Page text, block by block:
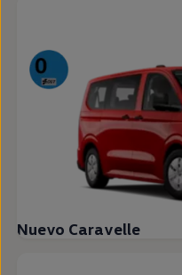
Nuevo Caravelle